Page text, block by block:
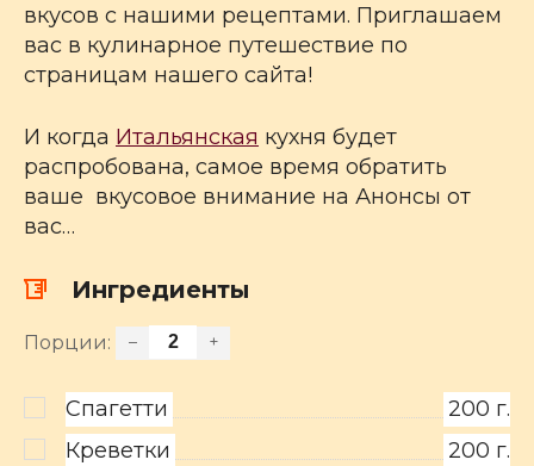
вкусов с нашими рецептами. Приглашаем
вас в кулинарное путешествие по
страницам нашего сайта!
И когда Итальянская кухня будет
распробована, самое время обратить
ваше вкусовое внимание на Анонсы от
вас…
Ингредиенты
Порции: – +
Спагетти 200 г.
Креветки
200 г.